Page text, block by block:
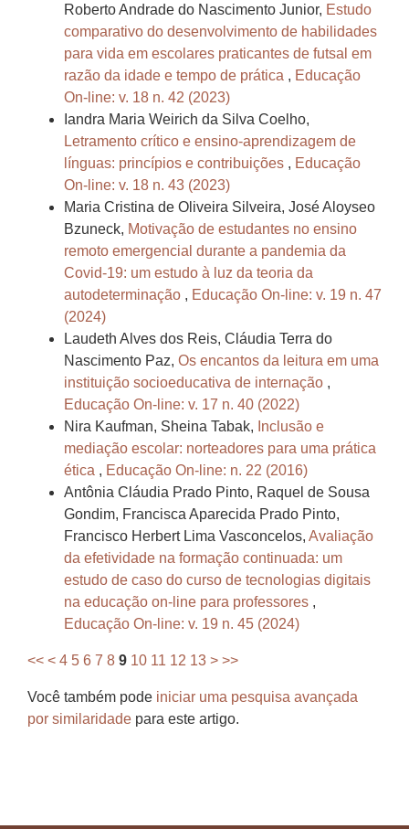
Roberto Andrade do Nascimento Junior, Estudo
comparativo do desenvolvimento de habilidades
para vida em escolares praticantes de futsal em
razão da idade e tempo de prática , Educação
On-line: v. 18 n. 42 (2023)
Iandra Maria Weirich da Silva Coelho,
Letramento crítico e ensino-aprendizagem de
línguas: princípios e contribuições , Educação
On-line: v. 18 n. 43 (2023)
Maria Cristina de Oliveira Silveira, José Aloyseo
Bzuneck, Motivação de estudantes no ensino
remoto emergencial durante a pandemia da
Covid-19: um estudo à luz da teoria da
autodeterminação , Educação On-line: v. 19 n. 47
(2024)
Laudeth Alves dos Reis, Cláudia Terra do
Nascimento Paz, Os encantos da leitura em uma
instituição socioeducativa de internação ,
Educação On-line: v. 17 n. 40 (2022)
Nira Kaufman, Sheina Tabak, Inclusão e
mediação escolar: norteadores para uma prática
ética , Educação On-line: n. 22 (2016)
Antônia Cláudia Prado Pinto, Raquel de Sousa
Gondim, Francisca Aparecida Prado Pinto,
Francisco Herbert Lima Vasconcelos, Avaliação
da efetividade na formação continuada: um
estudo de caso do curso de tecnologias digitais
na educação on-line para professores ,
Educação On-line: v. 19 n. 45 (2024)
<< < 4 5 6 7 8 9 10 11 12 13 > >>
Você também pode iniciar uma pesquisa avançada
por similaridade para este artigo.